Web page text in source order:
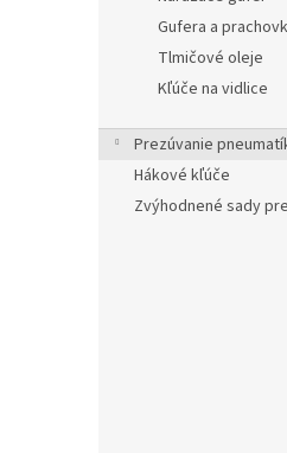
Gufera a
Tlmičové oleje
Kľúče na vidlice
Prezúvanie
Hákové kľúče
Zvýhodnené sady